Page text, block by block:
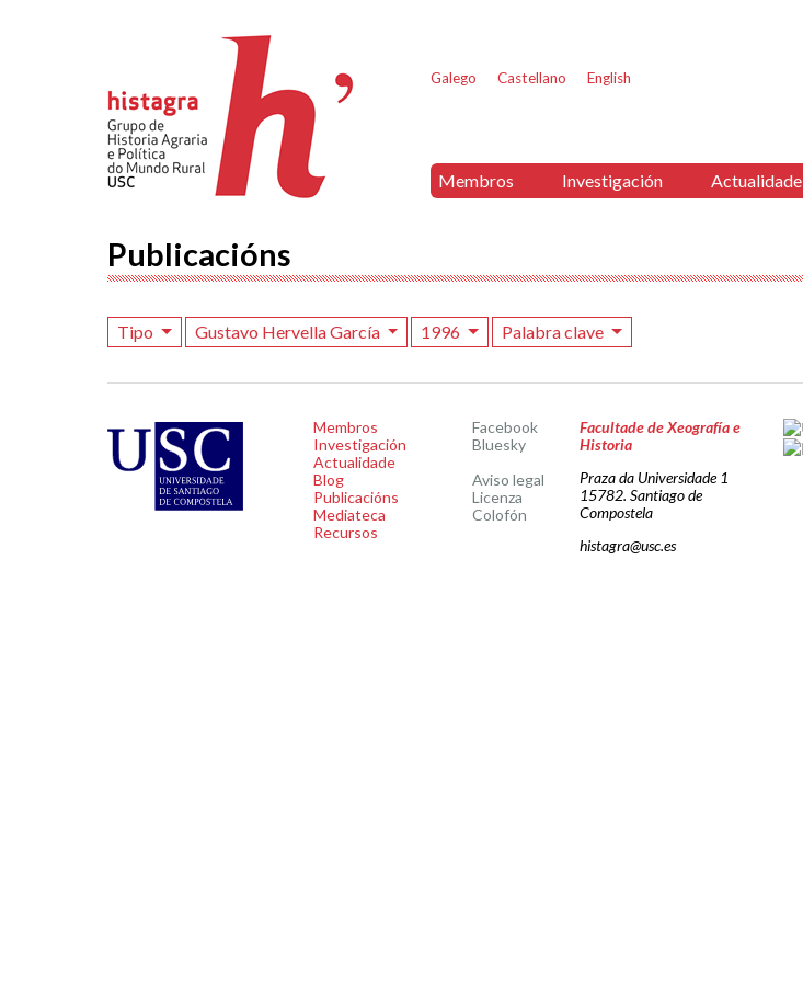
Galego Castellano English
Membros Investigación Actualidade
Publicacións
Tipo Gustavo Hervella García 1996 Palabra clave
Membros
Investigación
Actualidade
Blog
Publicacións
Mediateca
Recursos
Facebook
Bluesky
Aviso legal
Licenza
Colofón
Facultade de Xeografía e
Historia
Praza da Universidade 1
15782. Santiago de
Compostela
histagra@usc.es